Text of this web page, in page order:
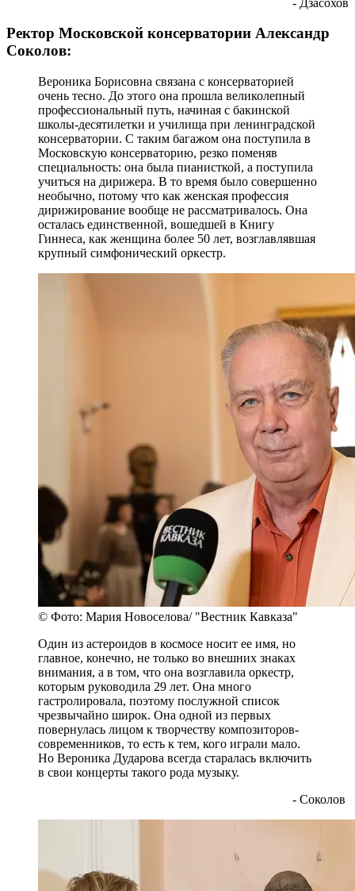
Ректор Московской консерватории Александр
Соколов:
Вероника Борисовна связана с консерваторией
очень тесно. До этого она прошла великолепный
профессиональный путь, начиная с бакинской
школы-десятилетки и училища при ленинградской
консерватории. С таким багажом она поступила в
Московскую консерваторию, резко поменяв
специальность: она была пианисткой, а поступила
учиться на дирижера. В то время было совершенно
необычно, потому что как женская профессия
дирижирование вообще не рассматривалось. Она
осталась единственной, вошедшей в Книгу
Гиннеса, как женщина более 50 лет, возглавлявшая
крупный симфонический оркестр.
© Фото: Мария Новоселова/ "Вестник Кавказа"
Один из астероидов в космосе носит ее имя, но
главное, конечно, не только во внешних знаках
внимания, а в том, что она возглавила оркестр,
которым руководила 29 лет. Она много
гастролировала, поэтому послужной список
чрезвычайно широк. Она одной из первых
повернулась лицом к творчеству композиторов-
современников, то есть к тем, кого играли мало.
Но Вероника Дударова всегда старалась включить
в свои концерты такого рода музыку.
- Соколов